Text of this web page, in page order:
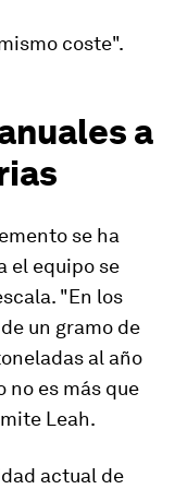
coste".
a
se ha
el equipo se
"En los
un gramo de
al año
no es más que
Leah.
actual de